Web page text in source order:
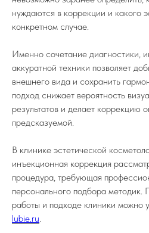
нуждаются в коррекции и какого
конкретном случае.
Именно сочетание диагностики,
аккуратной техники позволяет
внешнего вида и сохранить
подход снижает вероятность
результатов и делает коррекцию
предсказуемой.
В клинике эстетической
инъекционная коррекция
процедура, требующая
персонального подбора методик.
работы и подходе клиники можно
lubie.ru.